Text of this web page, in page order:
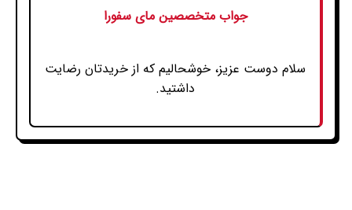
جواب متخصصین مای سفورا
سلام دوست عزیز، خوشحالیم که از خریدتان رضایت
داشتید.